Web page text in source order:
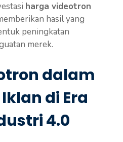
harga videotron
hasil yang
peningkatan
merek.
dalam
di Era
4.0